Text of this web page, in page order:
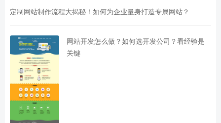
定制网站制作流程大揭秘！如何为企业量身打造专属网站？
网站开发怎么做？如何选开发公司？看经验是
关键